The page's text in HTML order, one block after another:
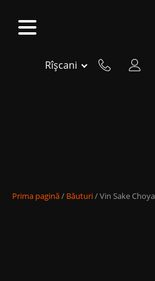
Rîșcani
Prima pagină/ Băuturi/ Vin Sake Choya